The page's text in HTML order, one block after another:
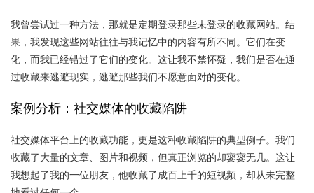
我曾尝试过一种方法，那就是定期登录那些未登录的收藏网站。结
果，我发现这些网站往往与我记忆中的内容有所不同。它们在变
化，而我已经错过了它们的变化。这让我不禁怀疑，我们是否在通
过收藏来逃避现实，逃避那些我们不愿意面对的变化。
案例分析：社交媒体的收藏陷阱
社交媒体平台上的收藏功能，更是这种收藏陷阱的典型例子。我们
收藏了大量的文章、图片和视频，但真正浏览的却寥寥无几。这让
我想起了我的一位朋友，他收藏了成百上千的短视频，却从未完整